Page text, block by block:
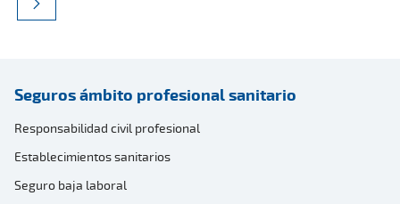
Seguros ámbito profesional sanitario
Responsabilidad civil profesional
Establecimientos sanitarios
Seguro baja laboral